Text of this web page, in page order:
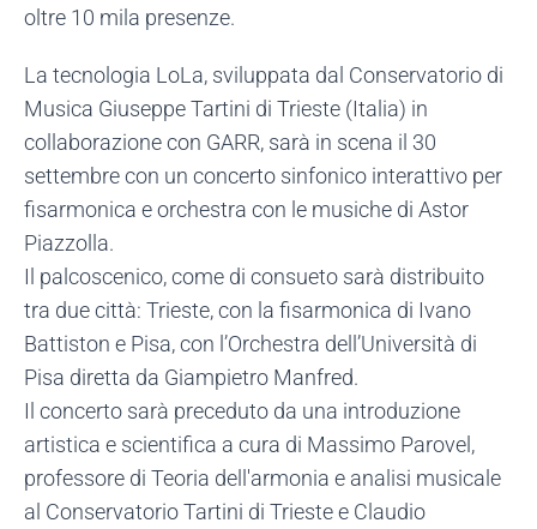
oltre 10 mila presenze.
La tecnologia LoLa, sviluppata dal Conservatorio di
Musica Giuseppe Tartini di Trieste (Italia) in
collaborazione con GARR, sarà in scena il 30
settembre con un concerto sinfonico interattivo per
fisarmonica e orchestra con le musiche di Astor
Piazzolla.
Il palcoscenico, come di consueto sarà distribuito
tra due città: Trieste, con la fisarmonica di Ivano
Battiston e Pisa, con l’Orchestra dell’Università di
Pisa diretta da Giampietro Manfred.
Il concerto sarà preceduto da una introduzione
artistica e scientifica a cura di Massimo Parovel,
professore di Teoria dell'armonia e analisi musicale
al Conservatorio Tartini di Trieste e Claudio